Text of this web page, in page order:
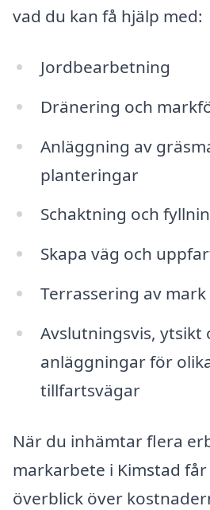
vad du kan få hjälp med:
Jordbearbetning
Dränering och
Anläggning av
planteringar
Schaktning och
Skapa väg och
Terrassering av mark
Avslutningsvis, ytsikt
anläggningar för
tillfartsvägar
När du inhämtar flera
markarbete i Kimstad
överblick över